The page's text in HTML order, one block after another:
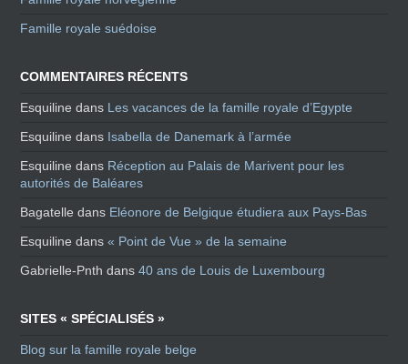
Famille royale suédoise
COMMENTAIRES RÉCENTS
Esquiline dans Les vacances de la famille royale d’Egypte
Esquiline dans Isabella de Danemark à l’armée
Esquiline dans Réception au Palais de Marivent pour les
autorités de Baléares
Bagatelle dans Eléonore de Belgique étudiera aux Pays-Bas
Esquiline dans« Point de Vue » de la semaine
Gabrielle-Pnth dans40 ans de Louis de Luxembourg
SITES « SPÉCIALISÉS »
Blog sur la famille royale belge